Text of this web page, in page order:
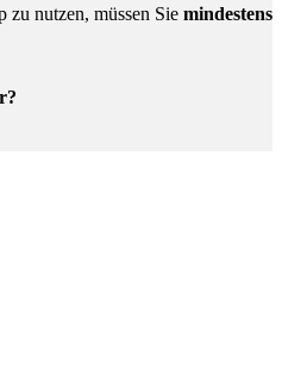
zu nutzen, müssen Sie mindestens